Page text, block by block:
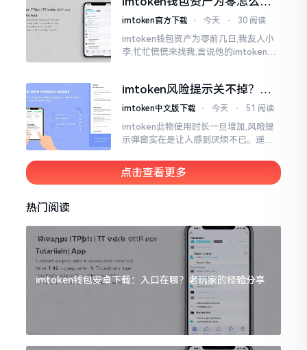
说的都不一样
回？老张教你几招
imtoken官方下载 ⋅ 今天 ⋅ 30 阅读
imtoken钱包资产为零前几日,我友人小
李,忙忙慌慌来找我,言说他的imtoken钱
莫要惊慌,暂且别急着去砸手机。
imtoken风险提示关不掉？老
手教你几招
imtoken中文版下载 ⋅ 今天 ⋅ 51 阅读
imtoken此物使用时长一旦增加,风险提
示弹窗实在是让人感到厌烦不已。遥想
转账操作,都会蹦出一连串警告信息,弄得
人心里慌慌张张的。
点击查看更多
热门阅读
imtoken钱包安卓下载：入口在哪？老玩家的经验分享